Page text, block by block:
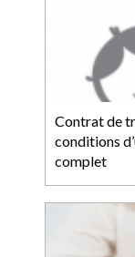
Contrat de
conditions
complet